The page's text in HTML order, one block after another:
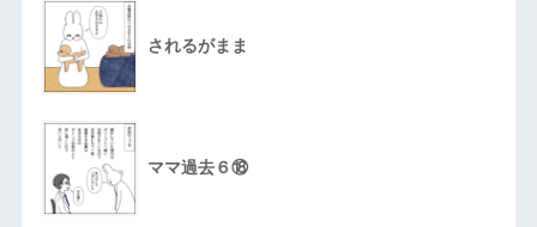
されるがまま
ママ過去６⑱